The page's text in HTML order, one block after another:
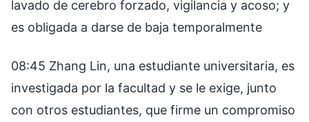
lavado de cerebro forzado, vigilancia y acoso; y
es obligada a darse de baja temporalmente
08:45 Zhang Lin, una estudiante universitaria, es
investigada por la facultad y se le exige, junto
con otros estudiantes, que firme un compromiso